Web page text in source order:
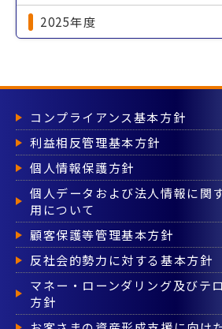
2025年度
コンプライアンス基本方針
利益相反管理基本方針
個人情報保護方針
個人データおよび法人情報に関
用について
顧客保護等管理基本方針
反社会的勢力に対する基本方針
マネー・ローンダリング及びテ
方針